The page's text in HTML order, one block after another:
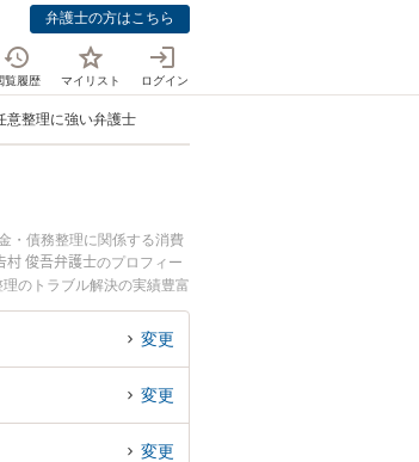
弁護士の方はこちら
覧履歴 マイリスト ログイン
意整理に強い弁護士
・債務整理に関係する消費
俊吾弁護士のプロフィー
のトラブル解決の実績豊富
めです。
変更
変更
変更